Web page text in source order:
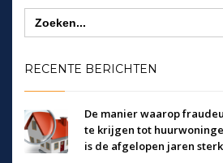
Zoek
naar:
RECENTE BERICHTEN
De manier waarop
te krijgen tot
is de afgelopen jaren